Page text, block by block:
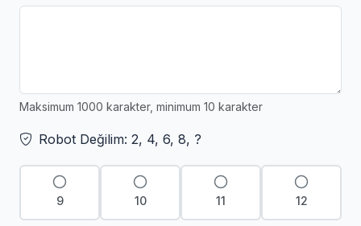
Maksimum 1000 karakter, minimum 10 karakter
Robot Değilim: 2, 4, 6, 8, ?
9 10 11 12